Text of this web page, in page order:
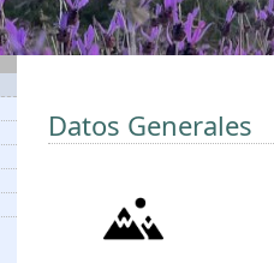
Datos Generales